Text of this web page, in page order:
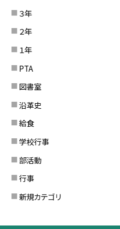
３年
２年
１年
PTA
図書室
沿革史
給食
学校行事
部活動
行事
新規カテゴリ